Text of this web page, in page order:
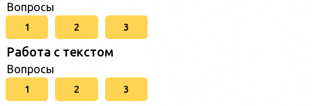
Вопросы
1 2 3
Работа с текстом
Вопросы
1 2 3